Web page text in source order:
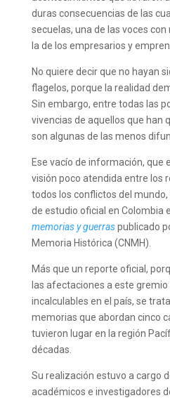
duras consecuencias de las
secuelas, una de las voces
la de los empresarios y
No quiere decir que no hayan
flagelos, porque la realidad
Sin embargo, entre todas las
vivencias de aquellos que han
son algunas de las menos
Ese vacío de información, que
visión poco atendida entre los
todos los conflictos del
de estudio oficial en Colombia
memorias y guerraspublicado
Memoria Histórica (CNMH).
Más que un reporte oficial,
las afectaciones a este
incalculables en el país, se
memorias que abordan cinco
tuvieron lugar en la región
décadas.
Su realización estuvo a cargo
académicos e investigadores